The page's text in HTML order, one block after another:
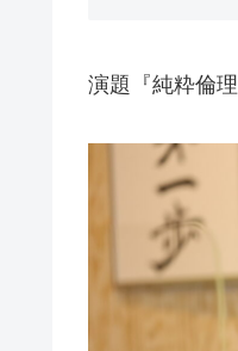
演題『純粋倫